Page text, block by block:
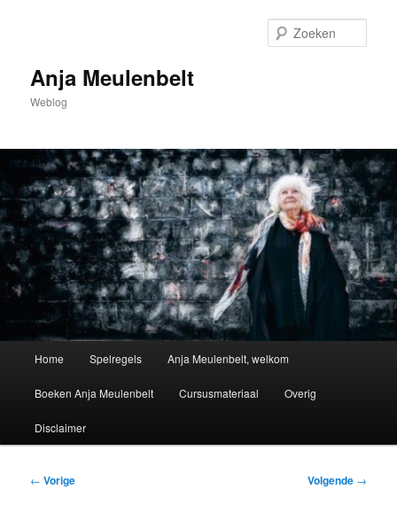
inhoudAnja Meulenbelt
Weblog
Home Spelregels Anja Meulenbelt, welkom
Boeken Anja Meulenbelt Cursusmateriaal Overig
Disclaimer
Bericht
← Vorige Volgende →